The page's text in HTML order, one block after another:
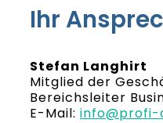
Ihr
Stefan Langhirt
Mitglied der
Bereichsleiter
E-Mail: info@profi-